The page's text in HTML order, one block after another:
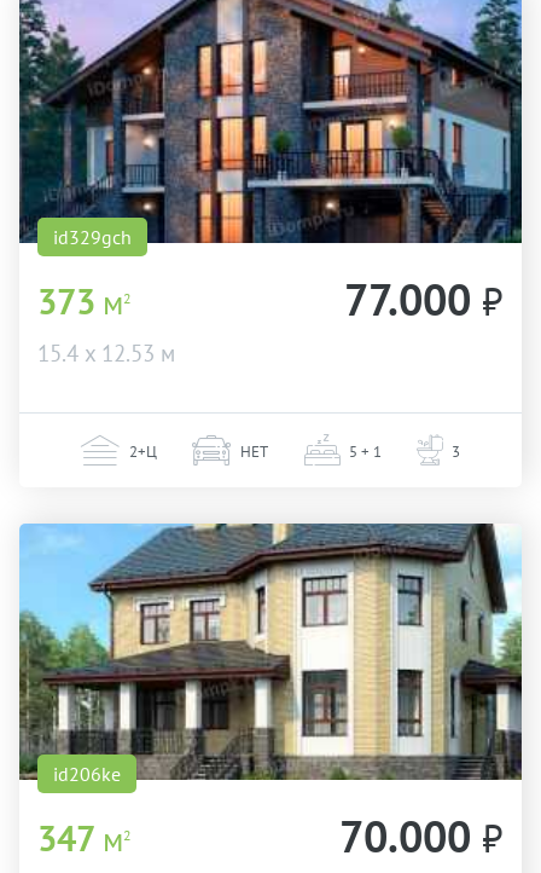
id329gch
373 м2
15.4 х 12.53 м
77.000 ₽
2+Ц НЕТ 5 + 1 3
id206ke
347 м2 70.000 ₽